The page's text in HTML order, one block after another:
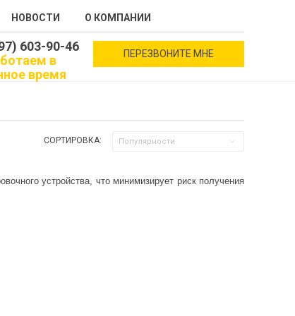
НОВОСТИ О КОМПАНИИ
603-90-46
в
время
ПЕРЕЗВОНИТЕ МНЕ
СОРТИРОВКА: Популярности
устройства, что минимизирует риск получения